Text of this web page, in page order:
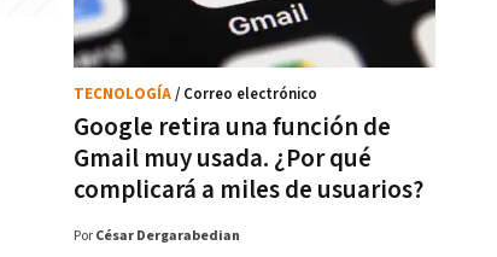
Google retira una función de
Gmail muy usada. ¿Por qué
complicará a miles de usuarios?
TECNOLOGÍA/ Correo electrónico
Por César Dergarabedian